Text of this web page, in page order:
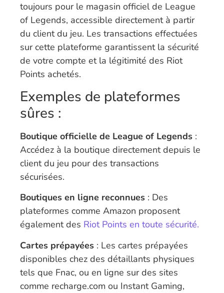
toujours pour le magasin officiel de League
of Legends, accessible directement à partir
du client du jeu. Les transactions effectuées
sur cette plateforme garantissent la sécurité
de votre compte et la légitimité des Riot
Points achetés.
Exemples de plateformes
sûres :
Boutique officielle de League of Legends :
Accédez à la boutique directement depuis le
client du jeu pour des transactions
sécurisées.
Boutiques en ligne reconnues : Des
plateformes comme Amazon proposent
également des Riot Points en toute sécurité.
Cartes prépayées : Les cartes prépayées
disponibles chez des détaillants physiques
tels que Fnac, ou en ligne sur des sites
comme recharge.com ou Instant Gaming,